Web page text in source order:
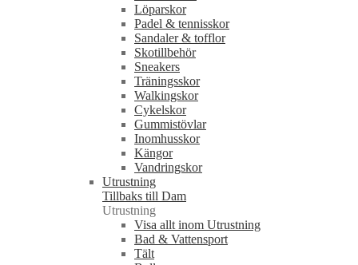
Löparskor
Padel & tennisskor
Sandaler & tofflor
Skotillbehör
Sneakers
Träningsskor
Walkingskor
Cykelskor
Gummistövlar
Inomhusskor
Kängor
Vandringskor
Utrustning
Tillbaks till Dam
Utrustning
Visa allt inom Utrustning
Bad & Vattensport
Tält